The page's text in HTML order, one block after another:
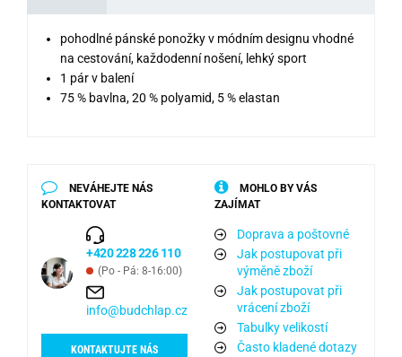
pohodlné pánské ponožky v módním designu vhodné
na cestování, každodenní nošení, lehký sport
1 pár v balení
75 % bavlna, 20 % polyamid, 5 % elastan
NEVÁHEJTE NÁS
KONTAKTOVAT
+420 228 226 110
(Po - Pá: 8-16:00)
info@budchlap.cz
KONTAKTUJTE NÁS
MOHLO BY VÁS
ZAJÍMAT
Doprava a poštovné
Jak postupovat při
výměně zboží
Jak postupovat při
vrácení zboží
Tabulky velikostí
Často kladené dotazy